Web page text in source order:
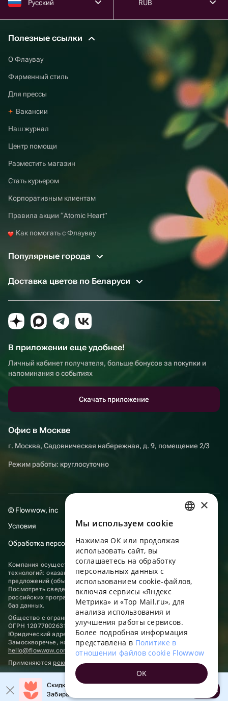
Русский RUB
Полезные ссылки
О Флаувау
Фирменный стиль
Для прессы
Вакансии
Наш журнал
Центр помощи
Разместить магазин
Стать курьером
Корпоративным клиентам
Правила акции “Atomic Heart”
Как помогать с Флаувау
Популярные города
Доставка цветов по Беларуси
В приложении еще удобнее!
Личный кабинет получателя, больше бонусов за покупки и
напоминания о событиях
Скачать приложение
Офис в Москве
г. Москва, Садовническая набережная, д. 9, помещение 2/3
Режим работы: круглосуточно
© Flowwow, inc
Условия
Обработка персональных данных
Компания осуществляет деятельность в области информационных
технологий: оказание услуг в сети “Интернет” по размещению
предложений (объявлений) продавцов о реализации товаров.
Посмотретьсведения о программах, включенных в реестр
российских программ для электронных вычислительных машин и
баз данных.
Общество с ограниченной ответственностью «ФЛАУВАУ»
ОГРН 1207700263198, ИНН 9702020445
Юридический адрес: г. Москва, вн.тер. г. Муниципальный округ
Замоскворечье, наб. Садовническая, д. 9, помещ. 2/3.
hello@flowwow.com
8 800 555-16-15
Применяютсярекомендательные технологии
Скидка до 10% на первый заказ!
Забирайте промокод в приложении!
Открыть
ENGLISH
UKRAINIAN
PORTUGUESE
FRENCH
TURKISH
POLISH
×
Мы используем сookie
Нажимая ОК или продолжая
использовать сайт, вы
соглашаетесь на обработку
персональных данных с
использованием cookie-файлов,
включая сервисы «Яндекс
Метрика» и «Top Mail.ru», для
анализа использования и
улучшения работы сервисов.
Более подробная информация
представлена в Политике в
отношении файлов cookie Flowwow
OK